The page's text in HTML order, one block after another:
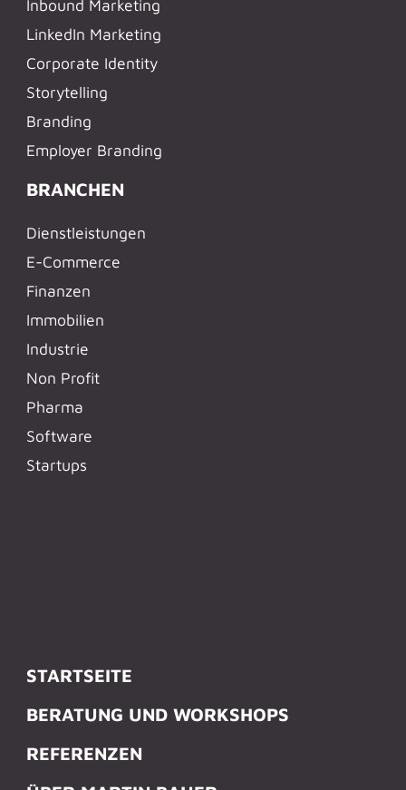
Inbound Marketing
LinkedIn Marketing
Corporate Identity
Storytelling
Branding
Employer Branding
BRANCHEN
Dienstleistungen
E-Commerce
Finanzen
Immobilien
Industrie
Non Profit
Pharma
Software
Startups
STARTSEITE
BERATUNG UND WORKSHOPS
REFERENZEN